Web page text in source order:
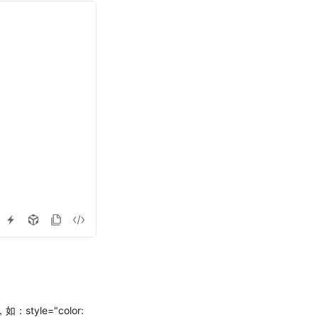
如：style="color: